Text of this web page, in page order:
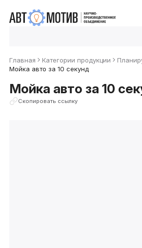
Главная Категории продукции
Мойка авто за 10 секунд
Мойка авто за 10
Скопировать ссылку